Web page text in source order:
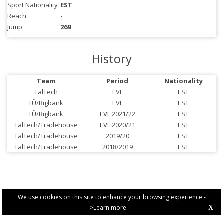
We use cookies on this site to enhance your browsing experience -
>Learn more
X
Sport Nationality EST
Reach
-
Jump
269
History
Team Period
Nationality
TalTech
EVF
EST
TÜ/Bigbank
EVF
EST
TÜ/Bigbank
EVF 2021/22
EST
TalTech/Tradehouse
EVF 2020/21
EST
TalTech/Tradehouse
2019/20
EST
TalTech/Tradehouse
2018/2019 EST